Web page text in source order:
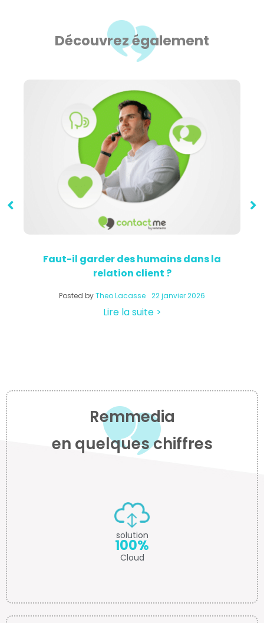
Découvrez également
Faut-il garder des humains dans la
relation client ?
Posted byTheo Lacasse 22 janvier 2026
Lire la suite >
Remmedia
en quelques chiffres
solution
100%
Cloud